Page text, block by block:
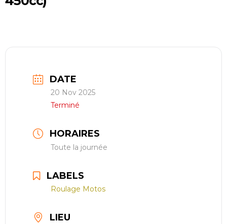
DATE
20 Nov 2025
Terminé
HORAIRES
Toute la journée
LABELS
Roulage Motos
LIEU